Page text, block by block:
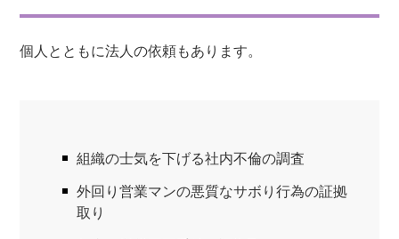
個人とともに法人の依頼もあります。
組織の士気を下げる社内不倫の調査
外回り営業マンの悪質なサボり行為の証拠
取り